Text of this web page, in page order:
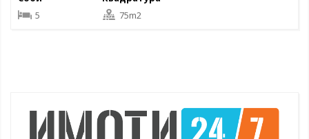
5
75m2